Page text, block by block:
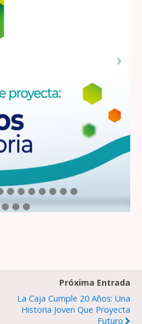
Próxima Entrada
La Caja Cumple 20 Años: Una
Historia Joven Que Proyecta
Futuro